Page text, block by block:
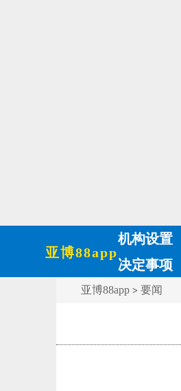
亚博88app
机构设置
决定事项
亚博88app > 要闻